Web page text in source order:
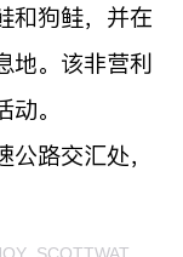
和狗鲑，并在
地。该非营利
。
路交汇处，